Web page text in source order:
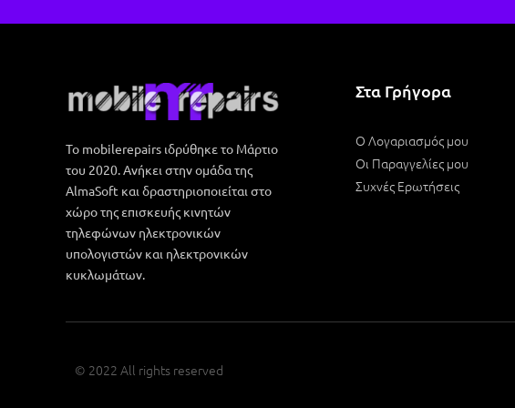
Το mobilerepairs ιδρύθηκε το Μάρτιο
του 2020. Ανήκει στην ομάδα της
AlmaSoft και δραστηριοποιείται στο
χώρο της επισκευής κινητών
τηλεφώνων ηλεκτρονικών
υπολογιστών και ηλεκτρονικών
κυκλωμάτων.
Στα Γρήγορα
Ο Λογαριασμός μου
Οι Παραγγελίες μου
Συχνές Ερωτήσεις
© 2022 All rights reserved